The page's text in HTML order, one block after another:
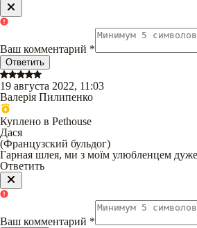
Ваш комментарий *
Ответить
19 августа 2022, 11:03
Валерія Пилипенко
Куплено в Pethouse
Дася
(Французский бульдог)
Гарная шлея, ми з моїм улюбленцем дуже
Ответить
Ваш комментарий *